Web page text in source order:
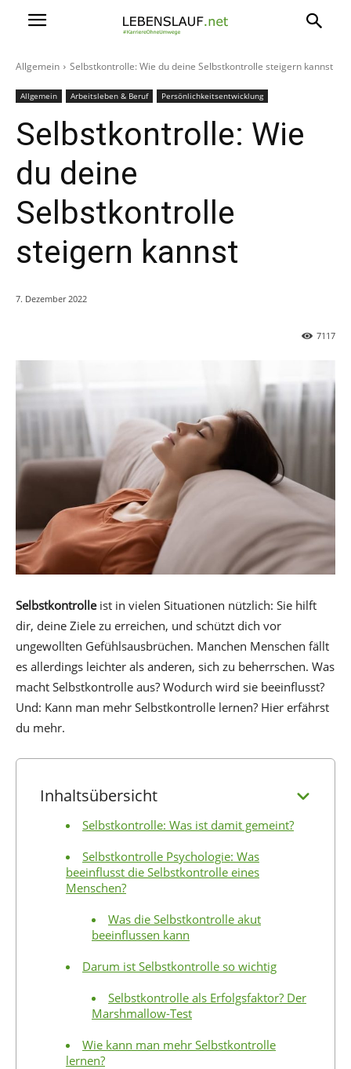
Allgemein Selbstkontrolle: Wie du deine Selbstkontrolle steigern kannst
Allgemein Arbeitsleben & Beruf Persönlichkeitsentwicklung
Selbstkontrolle: Wie
du deine
Selbstkontrolle
steigern kannst
7. Dezember 2022
7117
Selbstkontrolleist in vielen Situationen nützlich: Sie hilft
dir, deine Ziele zu erreichen, und schützt dich vor
ungewollten Gefühlsausbrüchen. Manchen Menschen fällt
es allerdings leichter als anderen, sich zu beherrschen. Was
macht Selbstkontrolle aus? Wodurch wird sie beeinflusst?
Und: Kann man mehr Selbstkontrolle lernen? Hier erfährst
du mehr.
Inhaltsübersicht
Selbstkontrolle: Was ist damit gemeint?
Selbstkontrolle Psychologie: Was
beeinflusst die Selbstkontrolle eines
Menschen?
Was die Selbstkontrolle akut
beeinflussen kann
Darum ist Selbstkontrolle so wichtig
Selbstkontrolle als Erfolgsfaktor? Der
Marshmallow-Test
Wie kann man mehr Selbstkontrolle
lernen?